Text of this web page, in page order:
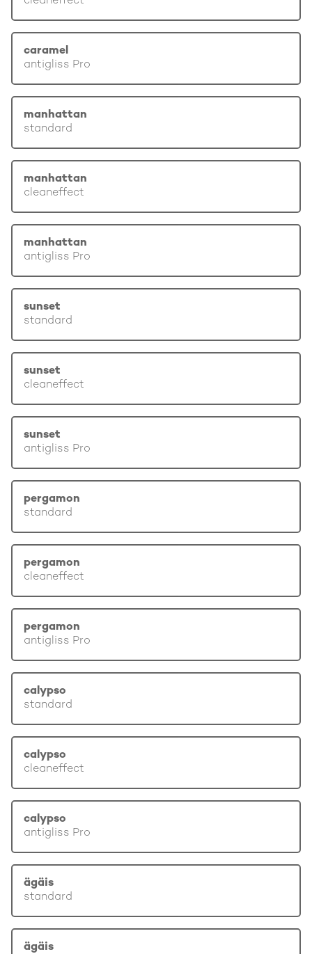
caramel
antigliss Pro
manhattan
standard
manhattan
cleaneffect
manhattan
antigliss Pro
sunset
standard
sunset
cleaneffect
sunset
antigliss Pro
pergamon
standard
pergamon
cleaneffect
pergamon
antigliss Pro
calypso
standard
calypso
cleaneffect
calypso
antigliss Pro
ägäis
standard
ägäis